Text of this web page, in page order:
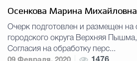
Осенкова Марина Михайловна
Очерк подготовлен и размещен
городского округа Верхняя
Согласия на обработку перс...